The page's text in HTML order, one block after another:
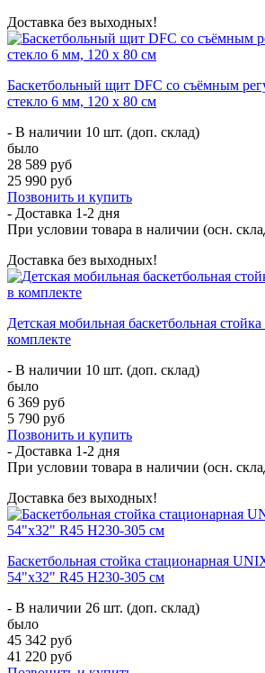
Доставка без выходных!
Баскетбольный щит DFC со съёмным
стекло 6 мм, 120 х 80 см
- В наличии 10 шт. (доп. склад)
было
28 589 руб
25 990 руб
Позвонить и купить
- Доставка 1-2 дня
При условии товара в наличии (осн.
Доставка без выходных!
Детская мобильная баскетбольная
комплекте
- В наличии 10 шт. (доп. склад)
было
6 369 руб
5 790 руб
Позвонить и купить
- Доставка 1-2 дня
При условии товара в наличии (осн.
Доставка без выходных!
Баскетбольная стойка стационарная
54"x32" R45 H230-305 см
- В наличии 26 шт. (доп. склад)
было
45 342 руб
41 220 руб